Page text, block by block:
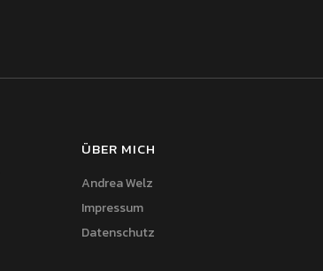
ÜBER MICH
Andrea Welz
Impressum
Datenschutz